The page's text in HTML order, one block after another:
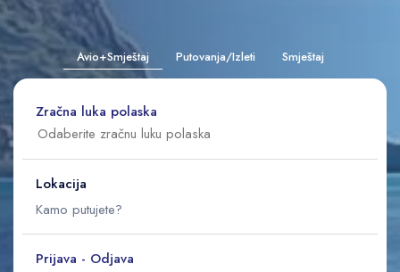
Avio+Smještaj Putovanja/Izleti Smještaj
Zračna luka polaska
Lokacija
Prijava - Odjava